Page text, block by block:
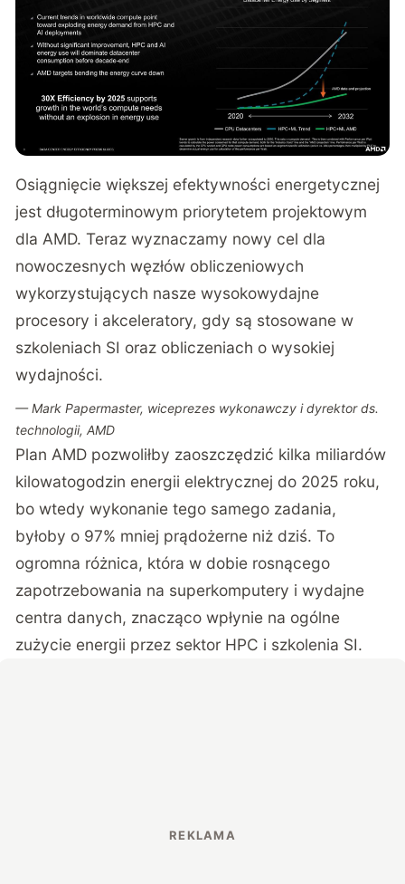
Osiągnięcie większej efektywności energetycznej
jest długoterminowym priorytetem projektowym
dla AMD. Teraz wyznaczamy nowy cel dla
nowoczesnych węzłów obliczeniowych
wykorzystujących nasze wysokowydajne
procesory i akceleratory, gdy są stosowane w
szkoleniach SI oraz obliczeniach o wysokiej
wydajności.
— Mark Papermaster, wiceprezes wykonawczy i dyrektor ds.
technologii, AMD
Plan AMD pozwoliłby zaoszczędzić kilka miliardów
kilowatogodzin energii elektrycznej do 2025 roku,
bo wtedy wykonanie tego samego zadania,
byłoby o 97% mniej prądożerne niż dziś. To
ogromna różnica, która w dobie rosnącego
zapotrzebowania na superkomputery i wydajne
centra danych, znacząco wpłynie na ogólne
zużycie energii przez sektor HPC i szkolenia SI.